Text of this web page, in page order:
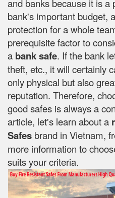
and banks because it is a
bank's important budget,
protection for a whole
prerequisite factor to
a bank safe. If the bank
theft, etc., it will certainly
only physical but also
reputation. Therefore,
good safes is always a
article, let's learn about a
Safes brand in Vietnam,
more information to
suits your criteria.